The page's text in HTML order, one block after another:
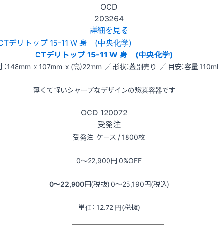
OCD
203264
詳細を見る
CTデリトップ 15-11 W 身 (中央化学)
：148mm x 107mm x (高)22mm ／ 形状：蓋別売り ／ 目安：容量 110ml
薄くて軽いシャープなデザインの惣菜容器です
OCD 120072
受発注
受発注 ケース / 1800枚
0〜22,900円0%OFF
0〜22,900円(税抜) 0〜25,190円(税込)
単価： 12.72 円(税抜)